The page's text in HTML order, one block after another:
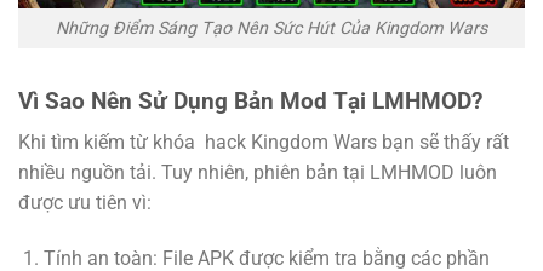
Những Điểm Sáng Tạo Nên Sức Hút Của Kingdom Wars
Vì Sao Nên Sử Dụng Bản Mod Tại LMHMOD?
Khi tìm kiếm từ khóa hack Kingdom Wars bạn sẽ thấy rất
nhiều nguồn tải. Tuy nhiên, phiên bản tại LMHMOD luôn
được ưu tiên vì:
Tính an toàn: File APK được kiểm tra bằng các phần